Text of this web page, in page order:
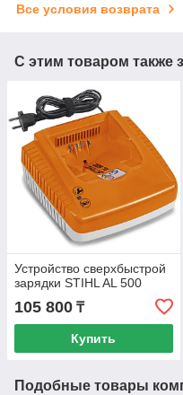
Все условия возврата
С этим товаром также
Устройство сверхбыстрой
зарядки STIHL AL 500
105 800 ₸
Купить
Подобные товары